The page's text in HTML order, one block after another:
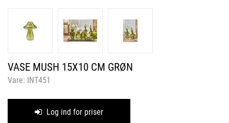
VASE MUSH 15X10 CM GRØN
Vare: INT451
Log ind for priser